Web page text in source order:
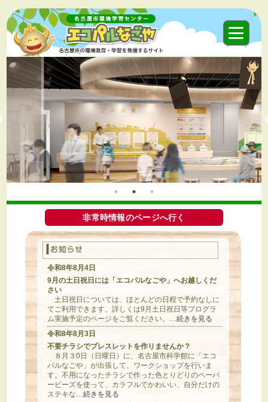
非常時情報のページへ行く
令和8年8月4日
9月の土日祝日には「エコパルなごや」へお越しくだ
さい
土日祝日については、ほとんどの日程で予約なしに
てご利用できます。詳しくは9月土日祝日等プログラ
ム実施予定のページをご覧ください。…続きを見る
令和8年8月3日
不要チラシでブレスレットを作りませんか？
８月３0日（日曜日）に、名古屋市科学館に「エコ
パルなごや」が出張して、ワークショップを行いま
す。不用になったチラシで作った色とりどりのペーパ
ービーズを使って、カラフルでかわいい、自分だけの
ステキな… 続きを見る